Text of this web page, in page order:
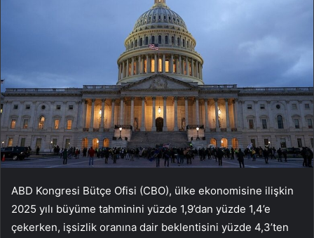
ABD Kongresi Bütçe Ofisi (CBO), ülke ekonomisine ilişkin
2025 yılı büyüme tahminini yüzde 1,9’dan yüzde 1,4’e
çekerken, işsizlik oranına dair beklentisini yüzde 4,3’ten